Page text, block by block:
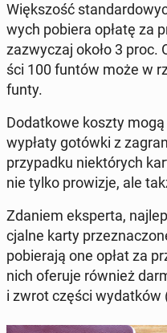
Więk­szość
wych pobiera opłatę za
za­zwy­czaj około 3
ści 100 funtów może w
funty.
Do­dat­ko­we koszty
wypłaty gotówki z
przy­pad­ku nie­któ­rych
nie tylko pro­wi­zje, ale
Zdaniem eks­per­ta,
cjal­ne karty
po­bie­ra­ją one opłat za
nich oferuje również
i zwrot części wy­dat­ków